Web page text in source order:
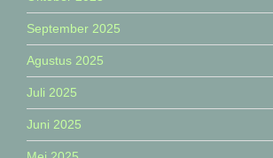
September 2025
Agustus 2025
Juli 2025
Juni 2025